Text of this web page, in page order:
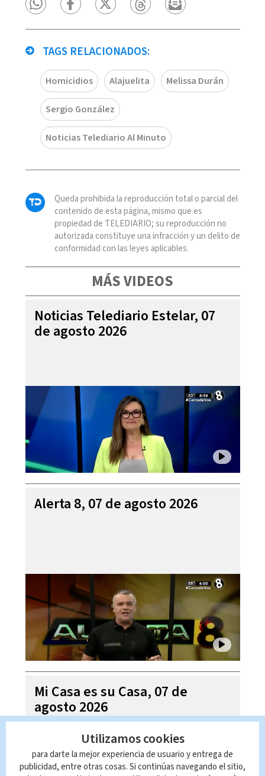
TAGS RELACIONADOS:
Homicidios Alajuelita Melissa Durán
Sergio González
Noticias Telediario Al Minuto
Queda prohibida la reproducción total o parcial del
contenido de esta página, mismo que es
propiedad de TELEDIARIO; su reproducción no
autorizada constituye una infracción y un delito de
conformidad con las leyes aplicables.
MÁS VIDEOS
Noticias Telediario Estelar, 07
de agosto 2026
Alerta 8, 07 de agosto 2026
Mi Casa es su Casa, 07 de
agosto 2026
Utilizamos cookies
para darte la mejor experiencia de usuario y entrega de
publicidad, entre otras cosas. Si continúas navegando el sitio,